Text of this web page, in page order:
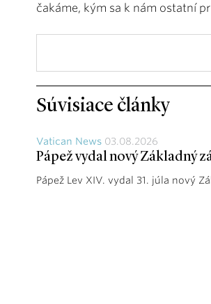
čakáme, kým sa k nám ostatní
Súvisiace články
Vatican News 03.08.2026
Pápež vydal nový Základný
Pápež Lev XIV. vydal 31. júla nový